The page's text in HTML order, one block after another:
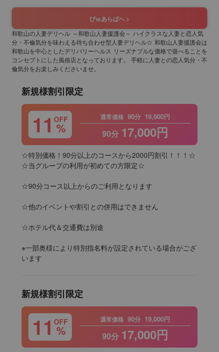
ぴゅあらばへ >
和歌山の人妻デリヘル ～和歌山人妻援護会～ ハイクラスな人妻と恋人気
分・不倫気分を味わえる待ち合わせ型人妻デリヘル☆ 和歌山人妻援護会は
和歌山を中心としたデリバリーヘルス リーズナブルな価格で遊べることを
コンセプトにした風俗店となっております。 手軽に人妻との恋人気分・不
倫気分をお楽しみくださいませ。
新規様割引限定
11 OFF
%
通常価格 90分 19,000円
90分 17,000円
☆特別価格！90分以上のコースから2000円割引！！！☆
☆当グループの利用が初めての方限定☆
☆90分コース以上からのご利用となります
☆他のイベントや割引との併用はできません
☆ホテル代＆交通費は別途
※一部奥様により特別指名料が設定されている場合がござ
います
新規様割引限定
11 OFF
%
通常価格 90分 19,000円
90分 17,000円